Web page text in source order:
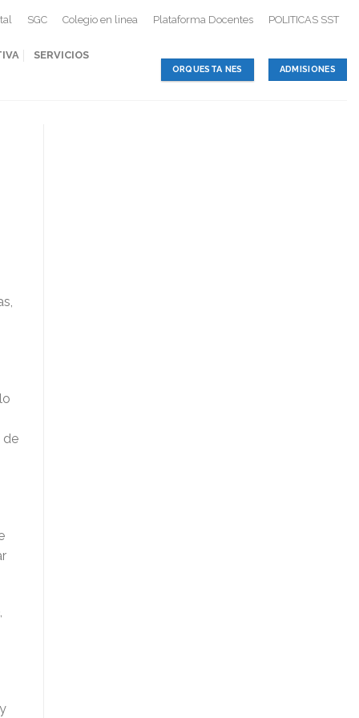
SGC Colegio en linea Plataforma Docentes POLITICAS SST
SERVICIOS
ORQUESTA NES ADMISIONES
de